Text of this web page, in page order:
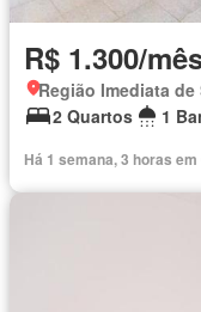
R$ 1.300/
2 Quartos
1
Há 1 semana, 3 horas